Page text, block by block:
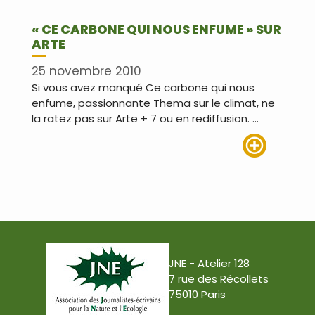
« CE CARBONE QUI NOUS ENFUME » SUR
ARTE
25 novembre 2010
Si vous avez manqué Ce carbone qui nous
enfume, passionnante Thema sur le climat, ne
la ratez pas sur Arte + 7 ou en rediffusion. …
JNE - Atelier 128
7 rue des Récollets
75010 Paris